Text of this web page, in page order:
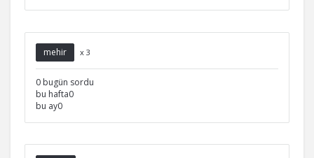
mehir x 3
0 bugün sordu
bu hafta0
bu ay0